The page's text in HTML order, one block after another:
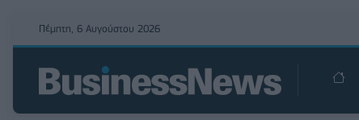
Πέμπτη, 6 Αυγούστου 2026